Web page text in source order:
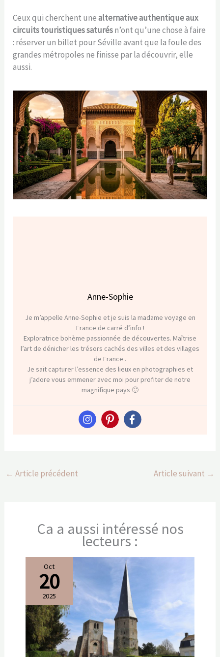
Ceux qui cherchent unealternative authentique aux
circuits touristiques saturésn’ont qu’une chose à faire
: réserver un billet pour Séville avant que la foule des
grandes métropoles ne finisse par la découvrir, elle
aussi.
Anne-Sophie
Je m’appelle Anne-Sophie et je suis la madame voyage en
France de carré d’info !
Exploratrice bohème passionnée de découvertes. Maîtrise
l’art de dénicher les trésors cachés des villes et des villages
de France .
Je sait capturer l’essence des lieux en photographies et
j’adore vous emmener avec moi pour profiter de notre
magnifique pays 🙂
← Article précédent Article suivant →
Ca a aussi intéressé nos
lecteurs :
Oct
20
2025